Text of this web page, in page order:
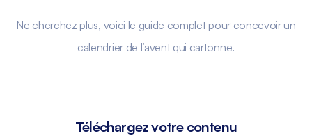
Ne cherchez plus, voici le guide complet pour concevoir un
calendrier de l’avent qui cartonne.
Téléchargez votre contenu